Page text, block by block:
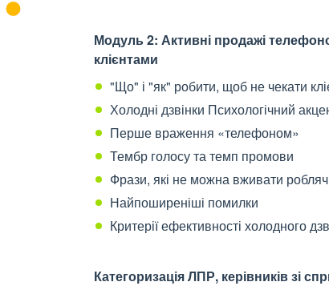
Модуль 2: Активні продажі
клієнтами
"Що" і "як" робити, щоб не чекати
Холодні дзвінки Психологічний
Перше враження «телефоном»
Тембр голосу та темп промови
Фрази, які не можна вживати
Найпоширеніші помилки
Критерії ефективності холодного
Категоризація ЛПР, керівників зі